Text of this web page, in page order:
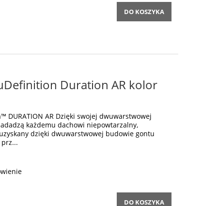
DO KOSZYKA
Duration AR kolor
DURATION AR Dzięki swojej dwuwarstwowej
każdemu dachowi niepowtarzalny,
dzięki dwuwarstwowej budowie gontu
DO KOSZYKA